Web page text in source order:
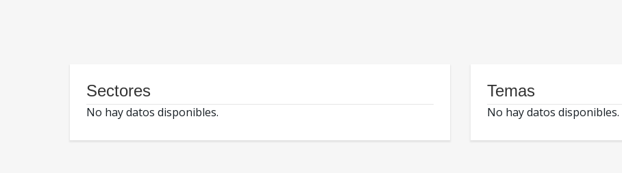
Sectores
No hay datos disponibles.
Temas
No hay datos disponibles.